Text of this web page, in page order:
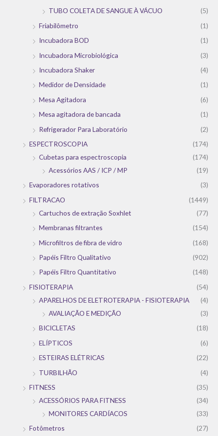
TUBO COLETA DE SANGUE À VÁCUO
(5)
Friabilômetro
(1)
Incubadora BOD
(1)
Incubadora Microbiológica
(3)
Incubadora Shaker
(4)
Medidor de Densidade
(1)
Mesa Agitadora
(6)
Mesa agitadora de bancada
(1)
Refrigerador Para Laboratório
(2)
ESPECTROSCOPIA
(174)
Cubetas para espectroscopia
(174)
Acessórios AAS / ICP / MP
(19)
Evaporadores rotativos
(3)
FILTRACAO
(1449)
Cartuchos de extração Soxhlet
(77)
Membranas filtrantes
(154)
Microfiltros de fibra de vidro
(168)
Papéis Filtro Qualitativo
(902)
Papéis Filtro Quantitativo
(148)
FISIOTERAPIA
(54)
APARELHOS DE ELETROTERAPIA - FISIOTERAPIA
(4)
AVALIAÇÃO E MEDIÇÃO
(3)
BICICLETAS
(18)
ELÍPTICOS
(6)
ESTEIRAS ELÉTRICAS
(22)
TURBILHÃO
(4)
FITNESS
(35)
ACESSÓRIOS PARA FITNESS
(34)
MONITORES CARDÍACOS
(33)
Fotômetros
(27)